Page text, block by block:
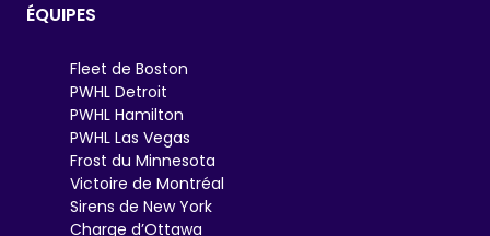
ÉQUIPES
Fleet de Boston
PWHL Detroit
PWHL Hamilton
PWHL Las Vegas
Frost du Minnesota
Victoire de Montréal
Sirens de New York
Charge d’Ottawa